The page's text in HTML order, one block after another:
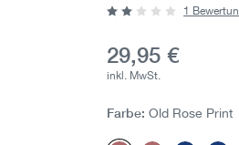
Aktueller
29,95 €
inkl. MwSt.
1
Farbe:Old Rose Print